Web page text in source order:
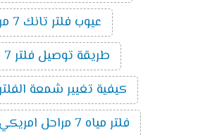
عيوب فلتر تانك 7 مراحل
طريقة توصيل فلتر 7 مراحل
كيفية تغيير شمعة الفلتر 7
فلتر مياه 7 مراحل امريكي tornado